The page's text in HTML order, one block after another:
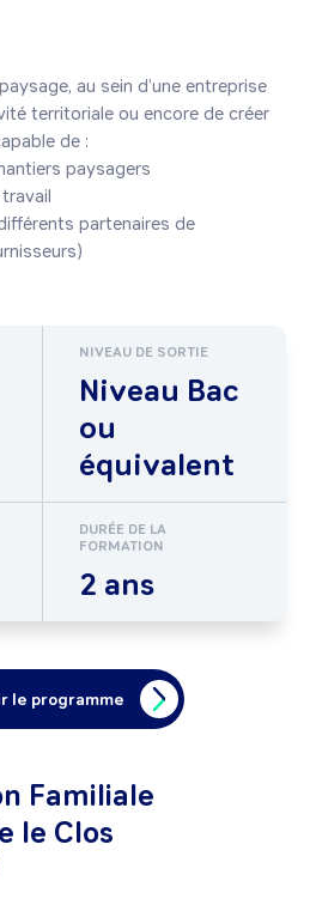
au sein d’une entreprise
territoriale ou encore de créer
de :
paysagers
partenaires de
NIVEAU DE SORTIE
Niveau Bac
ou
équivalent
DURÉE DE LA
FORMATION
2 ans
le programme
Familiale
le Clos